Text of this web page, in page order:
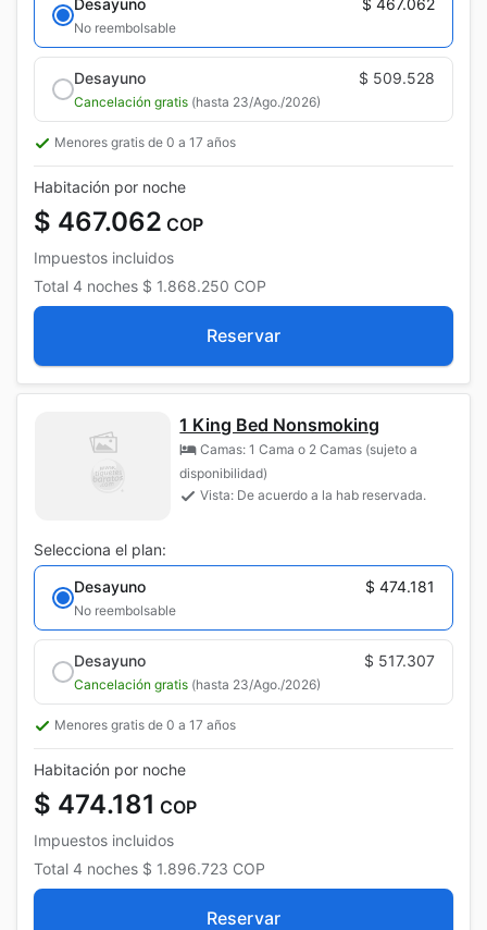
No reembolsable
Desayuno $ 509.528
Cancelación gratis (hasta 23/Ago./2026)
Menores gratis de 0 a 17 años
Habitación por noche
$ 467.062 COP
Impuestos incluidos
Total 4 noches $ 1.868.250 COP
Reservar
1 King Bed Nonsmoking
Camas: 1 Cama o 2 Camas (sujeto a
disponibilidad)
Vista: De acuerdo a la hab reservada.
Selecciona el plan:
Desayuno
$ 474.181
No reembolsable
Desayuno $ 517.307
Cancelación gratis (hasta 23/Ago./2026)
Menores gratis de 0 a 17 años
Habitación por noche
$ 474.181 COP
Impuestos incluidos
Total 4 noches $ 1.896.723 COP
Reservar